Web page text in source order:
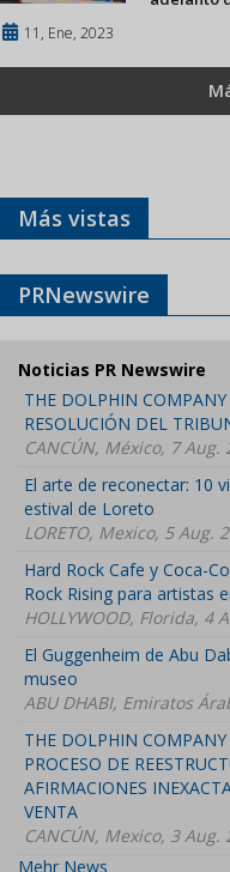
11, Ene, 2023
Más vistas
PRNewswire
Noticias PR Newswire
THE DOLPHIN
RESOLUCIÓN DEL
CANCÚN, México, 7 Aug.
El arte de reconectar: 10
estival de Loreto
LORETO, Mexico, 5 Aug.
Hard Rock Cafe y Coca-
Rock Rising para artistas
HOLLYWOOD, Florida, 4
El Guggenheim de Abu
museo
ABU DHABI, Emiratos
THE DOLPHIN
PROCESO DE
AFIRMACIONES
VENTA
CANCÚN, Mexico, 3 Aug.
Mehr News